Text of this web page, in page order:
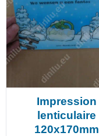
Impression
lenticulaire
120x170mm